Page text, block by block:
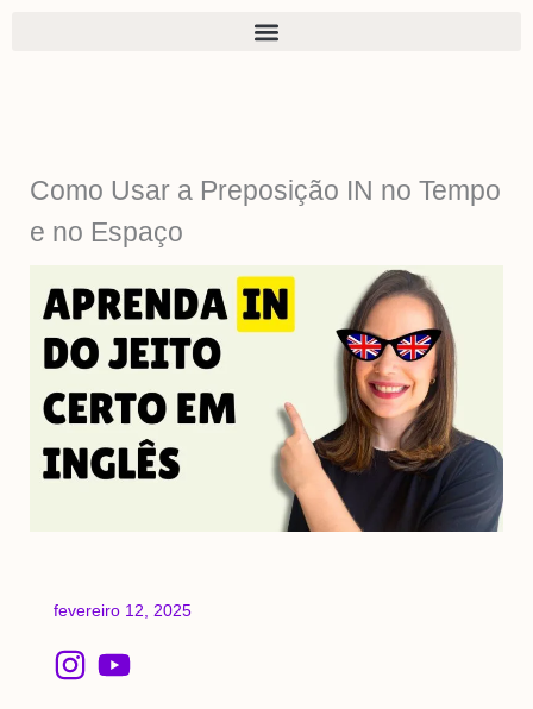
Como Usar a Preposição IN no Tempo
e no Espaço
fevereiro 12, 2025
I
Y